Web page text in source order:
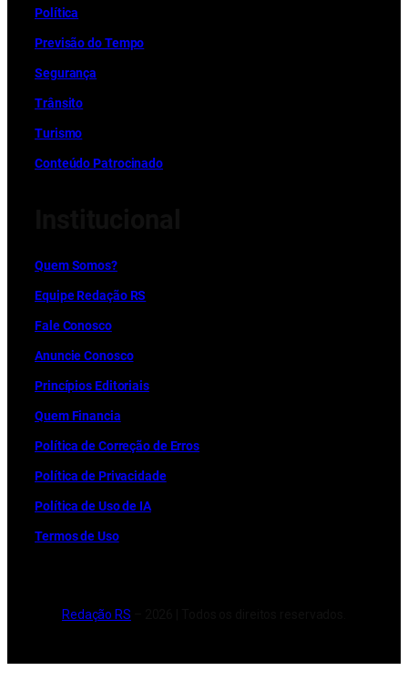
Política
Previsão do Tempo
Segurança
Trânsito
Turismo
Conteúdo Patrocinado
Quem Somos?
Equipe Redação RS
Fale Conosco
Anuncie Conosco
Princípios Editoriais
Quem Financia
Política de Correção de Erros
Política de Privacidade
Política de Uso de IA
Termos de Uso
Redação RS